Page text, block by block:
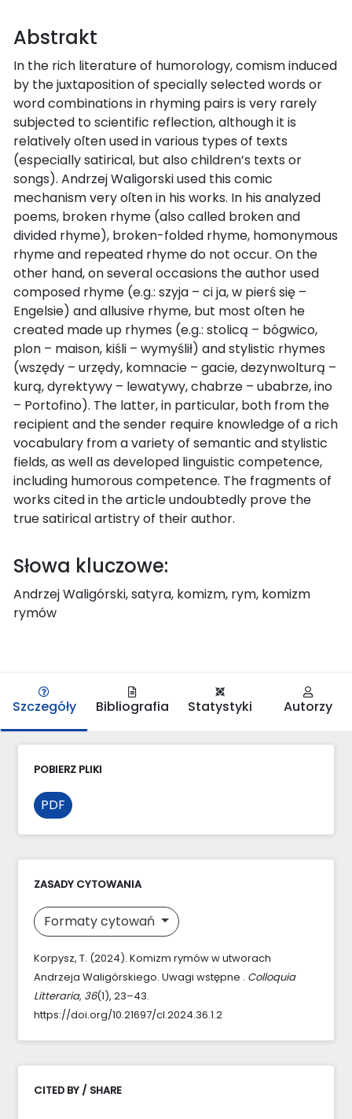
Abstrakt
In the rich literature of humorology, comism induced
by the juxtaposition of specially selected words or
word combinations in rhyming pairs is very rarely
subjected to scientific reflection, although it is
relatively oſten used in various types of texts
(especially satirical, but also children’s texts or
songs). Andrzej Waligorski used this comic
mechanism very oſten in his works. In his analyzed
poems, broken rhyme (also called broken and
divided rhyme), broken-folded rhyme, homonymous
rhyme and repeated rhyme do not occur. On the
other hand, on several occasions the author used
composed rhyme (e.g.: szyja – ci ja, w pierś się –
Engelsie) and allusive rhyme, but most oſten he
created made up rhymes (e.g.: stolicą – bógwico,
plon – maison, kiśli – wymyślił) and stylistic rhymes
(wszędy – urzędy, komnacie – gacie, dezynwolturą –
kurą, dyrektywy – lewatywy, chabrze – ubabrze, ino
– Portofino). The latter, in particular, both from the
recipient and the sender require knowledge of a rich
vocabulary from a variety of semantic and stylistic
fields, as well as developed linguistic competence,
including humorous competence. The fragments of
works cited in the article undoubtedly prove the
true satirical artistry of their author.
Słowa kluczowe:
Andrzej Waligórski, satyra, komizm, rym, komizm
rymów
Szczegóły Bibliografia Statystyki Autorzy
POBIERZ PLIKI
PDF
ZASADY CYTOWANIA
Formaty cytowań
Korpysz, T. (2024). Komizm rymów w utworach
Andrzeja Waligórskiego. Uwagi wstępne . Colloquia
Litteraria, 36(1), 23–43.
https://doi.org/10.21697/cl.2024.36.1.2
CITED BY / SHARE